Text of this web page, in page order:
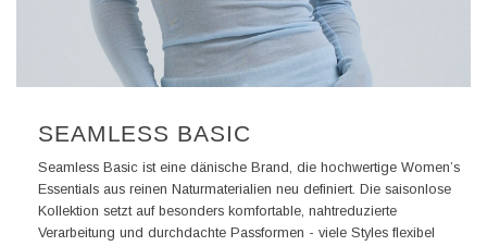
SEAMLESS BASIC
Seamless Basic ist eine dänische Brand, die hochwertige Women’s
Essentials aus reinen Naturmaterialien neu definiert. Die saisonlose
Kollektion setzt auf besonders komfortable, nahtreduzierte
Verarbeitung und durchdachte Passformen - viele Styles flexibel